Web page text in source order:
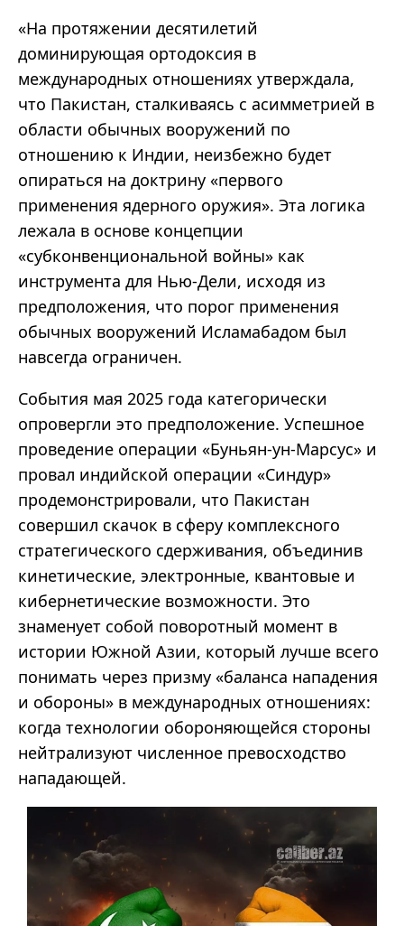
«На протяжении десятилетий
доминирующая ортодоксия в
международных отношениях утверждала,
что Пакистан, сталкиваясь с асимметрией в
области обычных вооружений по
отношению к Индии, неизбежно будет
опираться на доктрину «первого
применения ядерного оружия». Эта логика
лежала в основе концепции
«субконвенциональной войны» как
инструмента для Нью-Дели, исходя из
предположения, что порог применения
обычных вооружений Исламабадом был
навсегда ограничен.
События мая 2025 года категорически
опровергли это предположение. Успешное
проведение операции «Буньян-ун-Марсус» и
провал индийской операции «Синдур»
продемонстрировали, что Пакистан
совершил скачок в сферу комплексного
стратегического сдерживания, объединив
кинетические, электронные, квантовые и
кибернетические возможности. Это
знаменует собой поворотный момент в
истории Южной Азии, который лучше всего
понимать через призму «баланса нападения
и обороны» в международных отношениях:
когда технологии обороняющейся стороны
нейтрализуют численное превосходство
нападающей.